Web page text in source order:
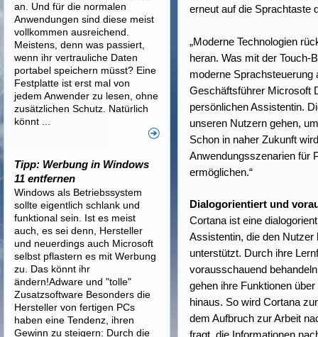
erneut auf die Sprachtaste
„Moderne Technologien
heran. Was mit der Touch-
moderne Sprachsteuerung
Geschäftsführer Microsoft
persönlichen Assistentin.
unseren Nutzern gehen,
Schon in naher Zukunft
Anwendungsszenarien für
ermöglichen.“
Dialogorientiert und
Cortana ist eine
Assistentin, die den Nutzer
unterstützt. Durch ihre
vorausschauend
gehen ihre Funktionen
hinaus. So wird Cortana
dem Aufbruch zur Arbeit
fragt, die Informationen
an. Und für die normalen
Anwendungen sind diese meist
vollkommen ausreichend.
Meistens, denn was passiert,
wenn ihr vertrauliche Daten
portabel speichern müsst? Eine
Festplatte ist erst mal von
jedem Anwender zu lesen, ohne
zusätzlichen Schutz. Natürlich
könnt ...
Tipp: Werbung in Windows
11 entfernen
Windows als Betriebssystem
sollte eigentlich schlank und
funktional sein. Ist es meist
auch, es sei denn, Hersteller
und neuerdings auch Microsoft
selbst pflastern es mit Werbung
zu. Das könnt ihr
ändern!Adware und "tolle"
Zusatzsoftware Besonders die
Hersteller von fertigen PCs
haben eine Tendenz, ihren
Gewinn zu steigern: Durch die